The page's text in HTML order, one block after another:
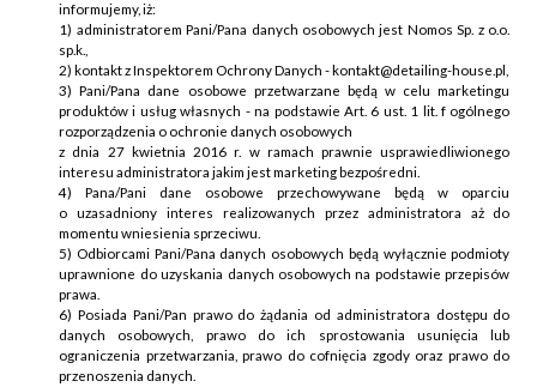
informujemy, iż:
1) administratorem Pani/Pana danych osobowych jest Nomos Sp. z o.o.
sp.k.,
2) kontakt z Inspektorem Ochrony Danych - kontakt@detailing-house.pl,
3) Pani/Pana dane osobowe przetwarzane będą w celu marketingu
produktów i usług własnych - na podstawie Art. 6 ust. 1 lit. f ogólnego
rozporządzenia o ochronie danych osobowych
z dnia 27 kwietnia 2016 r. w ramach prawnie usprawiedliwionego
interesu administratora jakim jest marketing bezpośredni.
4) Pana/Pani dane osobowe przechowywane będą w oparciu
o uzasadniony interes realizowanych przez administratora aż do
momentu wniesienia sprzeciwu.
5) Odbiorcami Pani/Pana danych osobowych będą wyłącznie podmioty
uprawnione do uzyskania danych osobowych na podstawie przepisów
prawa.
6) Posiada Pani/Pan prawo do żądania od administratora dostępu do
danych osobowych, prawo do ich sprostowania usunięcia lub
ograniczenia przetwarzania, prawo do cofnięcia zgody oraz prawo do
przenoszenia danych.